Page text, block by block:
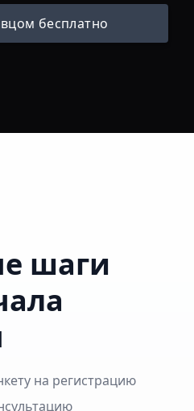
бесплатно
шаги
на регистрацию